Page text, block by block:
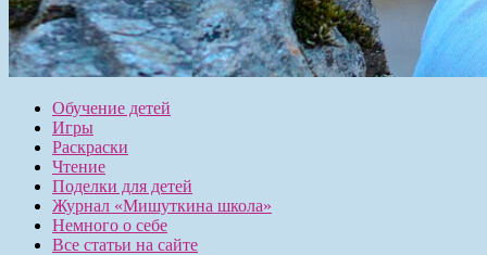
Обучение детей
Игры
Раскраски
Чтение
Поделки для детей
Журнал «Мишуткина школа»
Немного о себе
Все статьи на сайте